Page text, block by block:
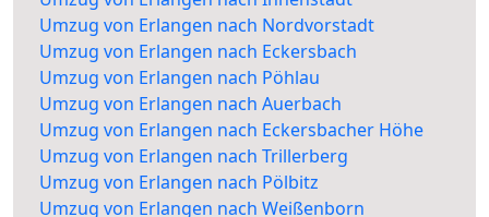
Umzug von Erlangen nach Nordvorstadt
Umzug von Erlangen nach Eckersbach
Umzug von Erlangen nach Pöhlau
Umzug von Erlangen nach Auerbach
Umzug von Erlangen nach Eckersbacher Höhe
Umzug von Erlangen nach Trillerberg
Umzug von Erlangen nach Pölbitz
Umzug von Erlangen nach Weißenborn